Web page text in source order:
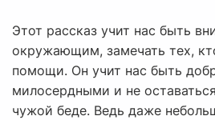
Этот рассказ учит нас быть
окружающим, замечать тех,
помощи. Он учит нас быть
милосердными и не
чужой беде. Ведь даже